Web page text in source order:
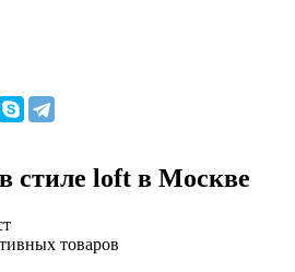
стиле loft в Москве
товаров